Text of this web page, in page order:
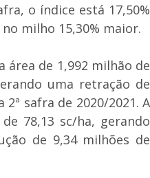
o índice está 17,50%
milho 15,30% maior.
área de 1,992 milhão de
uma retração de
2ª safra de 2020/2021. A
78,13 sc/ha, gerando
de 9,34 milhões de